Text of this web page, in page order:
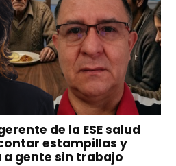
de la ESE salud
estampillas y
a gente sin trabajo